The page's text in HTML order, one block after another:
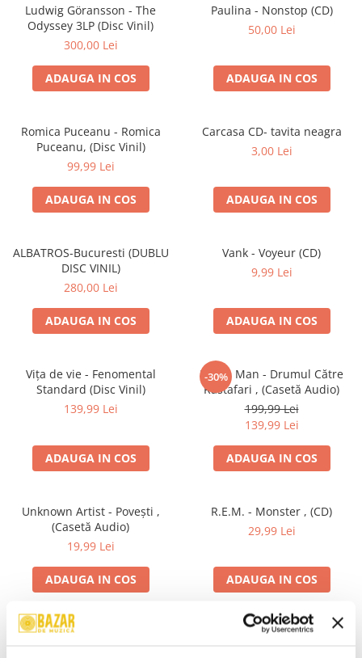
Viniluri Românești
Colecția Electrecord
Ludwig Göransson - The
Odyssey 3LP (Disc Vinil)
300,00 Lei
ADAUGA IN COS
Paulina - Nonstop (CD)
50,00 Lei
ADAUGA IN COS
Romica Puceanu - Romica
Puceanu, (Disc Vinil)
99,99 Lei
ADAUGA IN COS
Carcasa CD- tavita neagra
3,00 Lei
ADAUGA IN COS
ALBATROS-Bucuresti (DUBLU
DISC VINIL)
280,00 Lei
ADAUGA IN COS
Vank - Voyeur (CD)
9,99 Lei
ADAUGA IN COS
Vița de vie - Fenomental
Standard (Disc Vinil)
139,99 Lei
ADAUGA IN COS
-30%
Pacha Man - Drumul Către
Rastafari , (Casetă Audio)
199,99 Lei
139,99 Lei
ADAUGA IN COS
Unknown Artist - Povești ,
(Casetă Audio)
19,99 Lei
ADAUGA IN COS
R.E.M. - Monster , (CD)
29,99 Lei
ADAUGA IN COS
Irina Rimes – Acasă , (Disc
Mădălina Manole - Dulce De